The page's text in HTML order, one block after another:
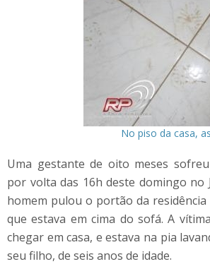
No piso da casa,
Uma gestante de oito meses
por volta das 16h deste domingo no
homem pulou o portão da
que estava em cima do sofá. A
chegar em casa, e estava na pia
seu filho, de seis anos de idade.